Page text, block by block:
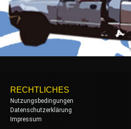
RECHTLICHES
Nutzungsbedingungen
Datenschutzerklärung
Impressum